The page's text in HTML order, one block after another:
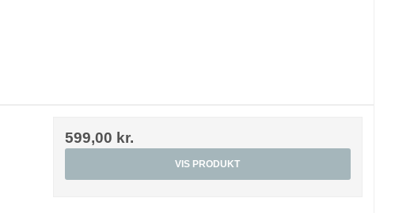
599,00 kr.
VIS PRODUKT